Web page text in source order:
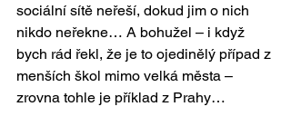
sociální sítě neřeší, dokud jim o nich
nikdo neřekne… A bohužel – i když
bych rád řekl, že je to ojedinělý případ z
menších škol mimo velká města –
zrovna tohle je příklad z Prahy…